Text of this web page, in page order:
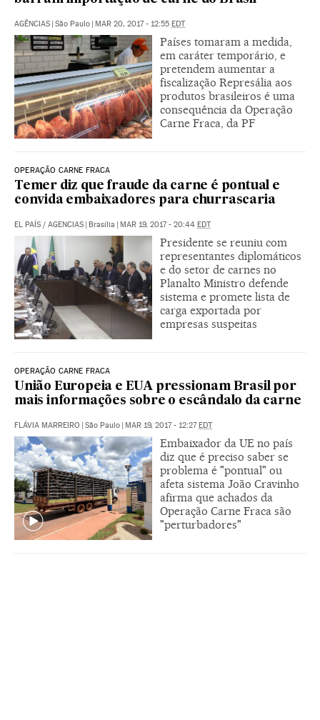
AGÊNCIAS | São Paulo | MAR 20, 2017 - 12:55 EDT
Países tomaram a medida,
em caráter temporário, e
pretendem aumentar a
fiscalização Represália aos
produtos brasileiros é uma
consequência da Operação
Carne Fraca, da PF
OPERAÇÃO CARNE FRACA
Temer diz que fraude da carne é pontual e
convida embaixadores para churrascaria
EL PAÍS / AGENCIAS | Brasília | MAR 19, 2017 - 20:44 EDT
Presidente se reuniu com
representantes diplomáticos
e do setor de carnes no
Planalto Ministro defende
sistema e promete lista de
carga exportada por
empresas suspeitas
OPERAÇÃO CARNE FRACA
União Europeia e EUA pressionam Brasil por
mais informações sobre o escândalo da carne
FLÁVIA MARREIRO | São Paulo | MAR 19, 2017 - 12:27EDT
Embaixador da UE no país
diz que é preciso saber se
problema é "pontual" ou
afeta sistema João Cravinho
afirma que achados da
Operação Carne Fraca são
"perturbadores"